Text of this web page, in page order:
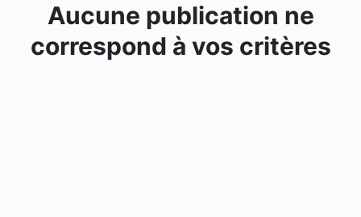
Aucune publication ne
correspond à vos critères